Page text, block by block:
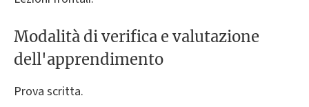
Modalità di verifica e valutazione
dell'apprendimento
Prova scritta.